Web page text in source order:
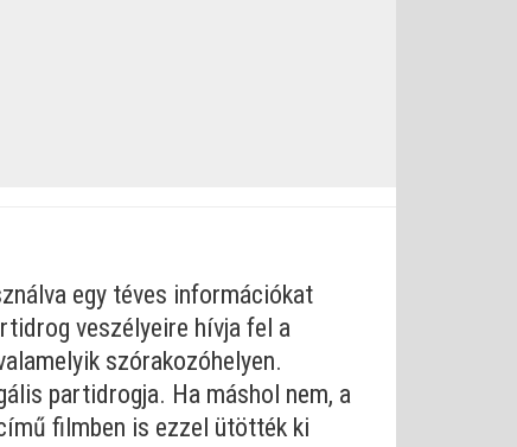
egy téves információkat
veszélyeire hívja fel a
szórakozóhelyen.
partidrogja. Ha máshol nem, a
filmben is ezzel ütötték ki